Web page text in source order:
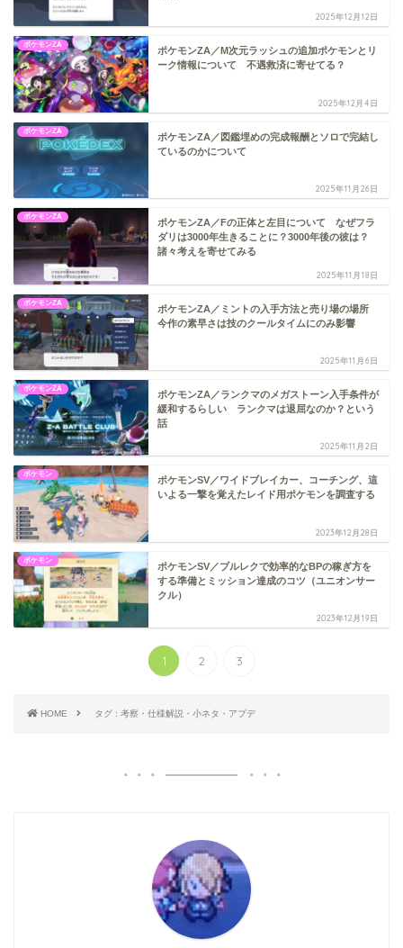
2025年12月12日
ポケモンZA
ポケモンZA／M次元ラッシュの追加ポケモンとリ
ーク情報について 不遇救済に寄せてる？
2025年12月4日
ポケモンZA
ポケモンZA／図鑑埋めの完成報酬とソロで完結し
ているのかについて
2025年11月26日
ポケモンZA
ポケモンZA／Fの正体と左目について なぜフラ
ダリは3000年生きることに？3000年後の彼は？
諸々考えを寄せてみる
2025年11月18日
ポケモンZA
ポケモンZA／ミントの入手方法と売り場の場所
今作の素早さは技のクールタイムにのみ影響
2025年11月6日
ポケモンZA
ポケモンZA／ランクマのメガストーン入手条件が
緩和するらしい ランクマは退屈なのか？という
話
2025年11月2日
ポケモン
ポケモンSV／ワイドブレイカー、コーチング、這
いよる一撃を覚えたレイド用ポケモンを調査する
2023年12月28日
ポケモン
ポケモンSV／ブルレクで効率的なBPの稼ぎ方を
する準備とミッション達成のコツ（ユニオンサー
クル）
2023年12月19日
1 2 3
HOME タグ : 考察・仕様解説・小ネタ・アプデ